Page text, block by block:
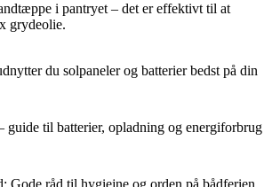
i pantryet – det er effektivt til at
grydeolie.
du solpaneler og batterier bedst på din
guide til batterier, opladning og energiforbrug